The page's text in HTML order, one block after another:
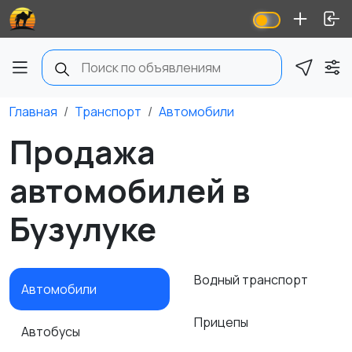
Главная Транспорт Автомобили
Продажа
автомобилей в
Бузулуке
Автомобили
Автобусы
Водный транспорт
Прицепы